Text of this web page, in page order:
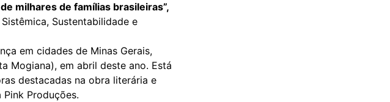
milhares de famílias brasileiras”,
Sustentabilidade e
em cidades de Minas Gerais,
Mogiana), em abril deste ano. Está
destacadas na obra literária e
Produções.